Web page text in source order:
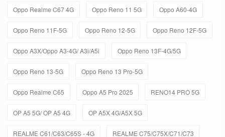
Oppo Realme C67 4G Oppo Reno 11 5G Oppo A60-4G
Oppo Reno 11F-5G Oppo Reno 12-5G Oppo Reno 12F-5G
Oppo A3X/Oppo A3-4G/ A3i/A5i Oppo Reno 13F-4G/5G
Oppo Reno 13-5G Oppo Reno 13 Pro-5G
Oppo Realme C65 Oppo A5 Pro 2025 RENO14 PRO 5G
OP A5 5G/ OP A5 4G OP A5X 4G/A5X 5G
REALME C61/C63/C65S - 4G REALME C75/C75X/C71/C73